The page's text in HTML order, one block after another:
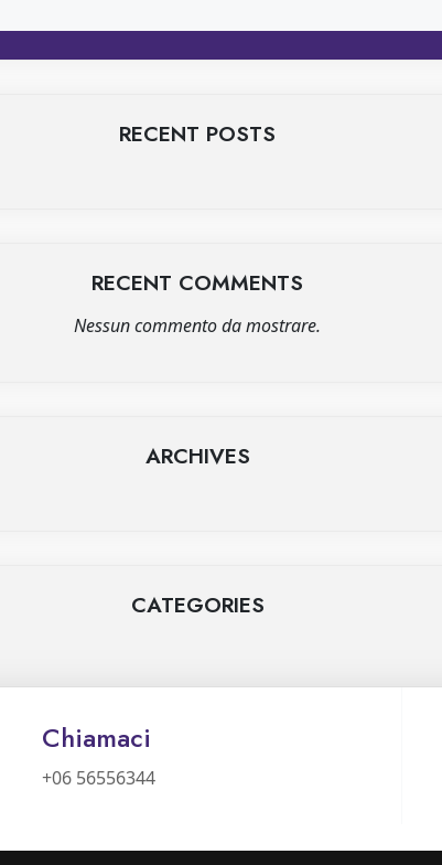
RECENT POSTS
RECENT COMMENTS
Nessun commento da mostrare.
ARCHIVES
CATEGORIES
Chiamaci
+06 56556344